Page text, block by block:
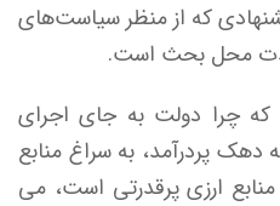
که از منظر سیاست‌های
شدت محل بحث است.
چرا دولت به جای اجرای
پردرآمد، به سراغ منابع
ارزی پرقدرتی است، می